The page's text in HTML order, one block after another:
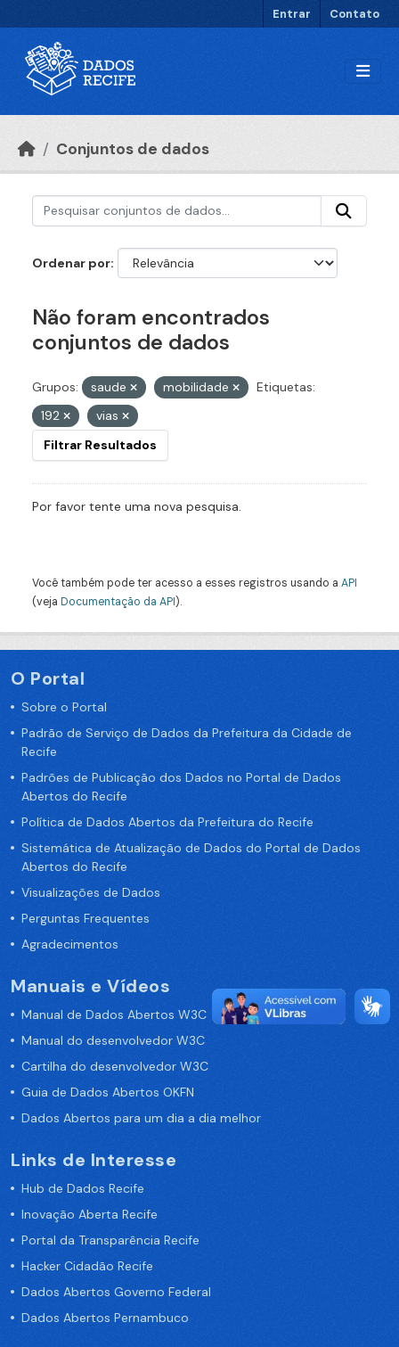
Entrar Contato
Conjuntos de dados
Ordenar por
Não foram encontrados
conjuntos de dados
Grupos: saude mobilidade
Etiquetas:
192
vias
Filtrar Resultados
Por favor tente uma nova pesquisa.
Você também pode ter acesso a esses registros usando a API
(veja Documentação da API).
O Portal
Sobre o Portal
Padrão de Serviço de Dados da Prefeitura da Cidade de
Recife
Padrões de Publicação dos Dados no Portal de Dados
Abertos do Recife
Política de Dados Abertos da Prefeitura do Recife
Sistemática de Atualização de Dados do Portal de Dados
Abertos do Recife
Visualizações de Dados
Perguntas Frequentes
Agradecimentos
Manuais e Vídeos
Manual de Dados Abertos W3C
Manual do desenvolvedor W3C
Cartilha do desenvolvedor W3C
Guia de Dados Abertos OKFN
Dados Abertos para um dia a dia melhor
Links de Interesse
Hub de Dados Recife
Inovação Aberta Recife
Portal da Transparência Recife
Hacker Cidadão Recife
Dados Abertos Governo Federal
Dados Abertos Pernambuco